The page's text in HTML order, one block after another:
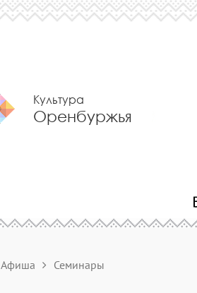
Культура
Оренбуржья
Афиша Семинары